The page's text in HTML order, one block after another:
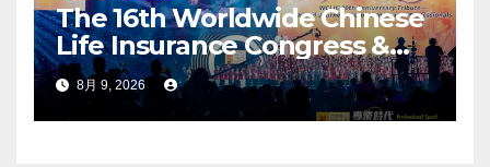
The 16th Worldwide Chinese
Life Insurance Congress &
2026 International Dragon
Award (IDA) Annual
Conference Grandly Held
8月 9, 2026